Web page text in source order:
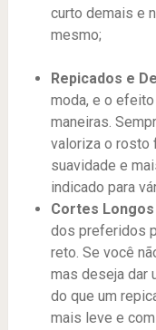
curto demais e
mesmo;
Repicados e
moda, e o
maneiras.
valoriza o rosto
suavidade e
indicado para
Cortes
dos preferidos
reto. Se você
mas deseja dar
do que um
mais leve e